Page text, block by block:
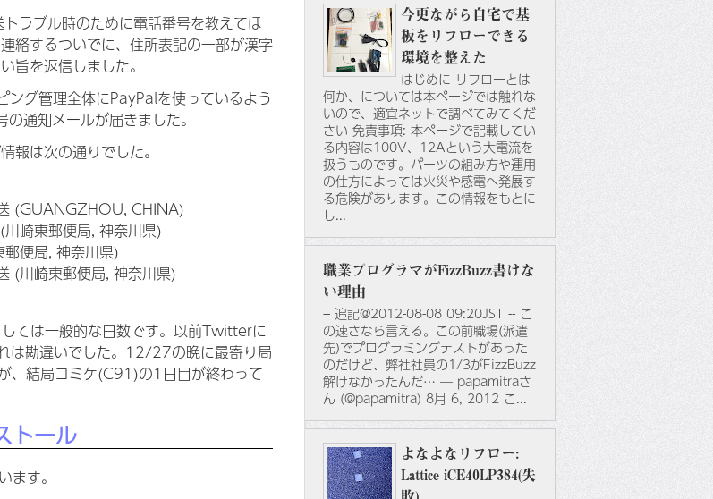
ラブル時のために電話番号を教えてほ
絡するついでに、住所表記の一部が漢字
旨を返信しました。
グ管理全体にPayPalを使っているよう
通知メールが届きました。
報は次の通りでした。
(GUANGZHOU, CHINA)
崎東郵便局, 神奈川県)
便局, 神奈川県)
川崎東郵便局, 神奈川県)
ては一般的な日数です。以前Twitterに
は勘違いでした。12/27の晩に最寄り局
、結局コミケ(C91)の1日目が終わって
トール
ます。
今更ながら自宅で基
板をリフローできる
環境を整えた
はじめに リフローとは
何か、については本ページでは触れな
いので、適宜ネットで調べてみてくだ
さい 免責事項: 本ページで記載してい
る内容は100V、12Aという大電流を
扱うものです。パーツの組み方や運用
の仕方によっては火災や感電へ発展す
る危険があります。この情報をもとに
し...
職業プログラマがFizzBuzz書けな
い理由
-- 追記@2012-08-08 09:20JST -- こ
の速さなら言える。この前職場(派遣
先)でプログラミングテストがあった
のだけど、弊社社員の1/3がFizzBuzz
解けなかったんだ… — papamitraさ
ん (@papamitra) 8月 6, 2012 こ...
よなよなリフロー:
Lattice iCE40LP384(失